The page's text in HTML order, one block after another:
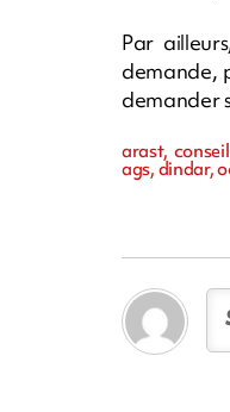
Par
demande,
demander
arast,
ags, dindar,